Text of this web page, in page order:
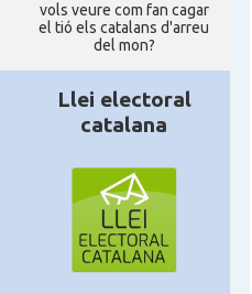
vols veure com fan cagar
el tió els catalans d'arreu
del mon?
Llei electoral
catalana